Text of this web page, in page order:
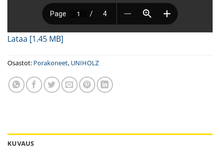
Lataa [1.45 MB]
Osastot: Porakoneet, UNIHOLZ
KUVAUS